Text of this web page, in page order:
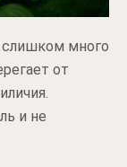
много
от
и не